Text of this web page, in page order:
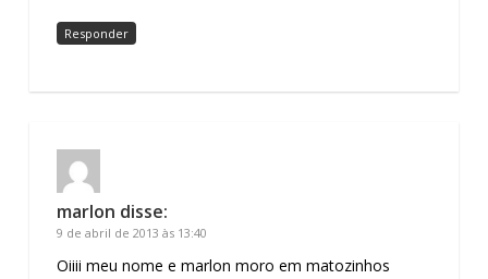
Responder
marlon disse:
9 de abril de 2013 às 13:40
Oiiii meu nome e marlon moro em matozinhos